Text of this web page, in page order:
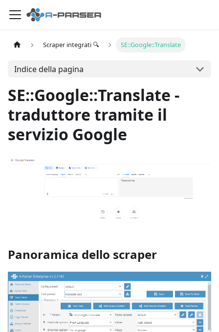
Scraper integrati 🔍 SE::Google::Translate
Indice della pagina
SE::Google::Translate -
traduttore tramite il
servizio Google
Panoramica dello scraper